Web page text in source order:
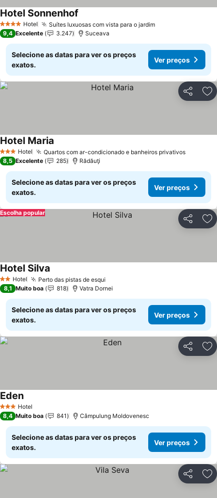
4 EstrelasHotel Suítes luxuosas com vista para o jardim
Hotel Sonnenhof
9,4 Excelente 3.247 Suceava
Selecione as datas para ver os preços
exatos.
Ver preços
Partilhar
3 EstrelasHotel Quartos com ar-condicionado e banheiros privativos
Hotel Maria
8,5 Excelente 285 Rădăuţi
Selecione as datas para ver os preços
exatos.
Ver preços
Partilhar
Escolha popular
2 Estrelas
Hotel Perto das pistas de esqui
Hotel Silva
8,1 Muito boa 818 Vatra Dornei
Selecione as datas para ver os preços
exatos.
Ver preços
Partilhar
3 EstrelasHotel
Eden
8,4 Muito boa 841 Câmpulung Moldovenesc
Selecione as datas para ver os preços
exatos.
Ver preços
Partilhar